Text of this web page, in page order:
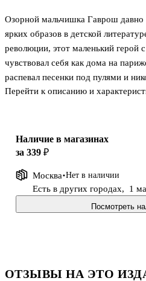
Озорной мальчишка Гаврош
ярких образов в детской
революции, этот маленький герой
чувствовал себя как дома на
распевал песенки под пулями и
голодных бездомных малышей.
Для среднего школьного
литературы в 5-7 классах.
Перейти к описанию и
Наличие в магазинах
за 339 ₽
Москва Нет в наличии
Есть в других городах, 1
Посмотреть
ОТЗЫВЫ НА ЭТО